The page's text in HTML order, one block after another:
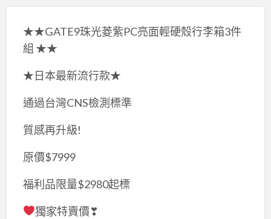
★★GATE9珠光菱紫PC亮面輕硬殼行李箱3件
組 ★★
★日本最新流行款★
通過台灣CNS檢測標準
質感再升級!
原價$7999
福利品限量$2980起標
獨家特賣價❣